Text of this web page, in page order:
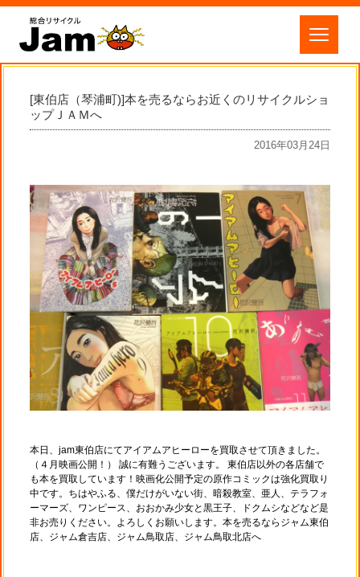
[東伯店（琴浦町)]本を売るならお近くのリサイクルショ
ップＪＡＭへ
2016年03月24日
本日、jam東伯店にてアイアムアヒーローを買取させて頂きました。
（４月映画公開！） 誠に有難うございます。 東伯店以外の各店舗で
も本を買取しています！映画化公開予定の原作コミックは強化買取り
中です。ちはやふる、僕だけがいない街、暗殺教室、亜人、テラフォ
ーマーズ、ワンピース、おおかみ少女と黒王子、ドクムシなどなど是
非お売りください。よろしくお願いします。本を売るならジャム東伯
店、ジャム倉吉店、ジャム鳥取店、ジャム鳥取北店へ